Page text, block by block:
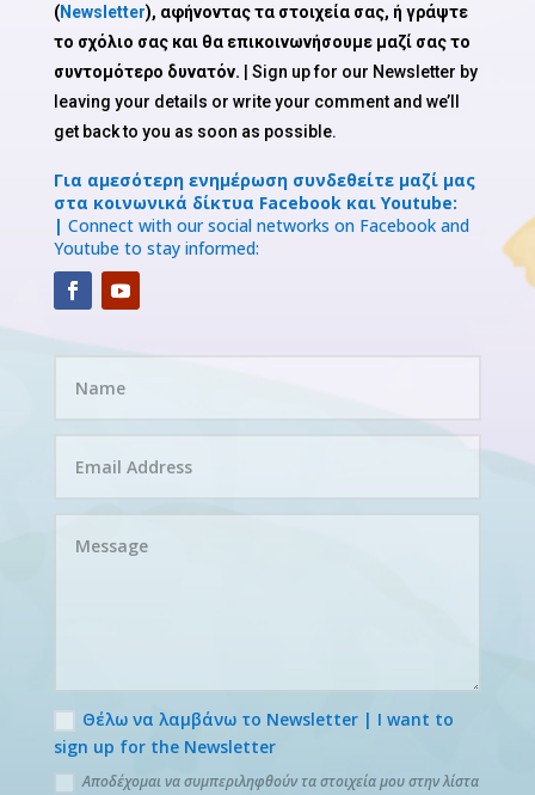
(Newsletter), αφήνοντας τα στοιχεία σας, ή γράψτε
το σχόλιο σας και θα επικοινωνήσουμε μαζί σας το
συντομότερο δυνατόν. | Sign up for our Newsletter by
leaving your details or write your comment and we’ll
get back to you as soon as possible.
Για αμεσότερη ενημέρωση συνδεθείτε μαζί μας
στα κοινωνικά δίκτυα Facebook και Youtube:
| Connect with our social networks on Facebook and
Youtube to stay informed:
Θέλω να λαμβάνω το Newsletter | I want to
sign up for the Newsletter
Αποδέχομαι να συμπεριληφθούν τα στοιχεία μου στην λίστα